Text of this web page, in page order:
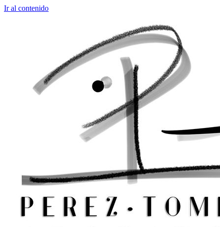
Ir al contenido